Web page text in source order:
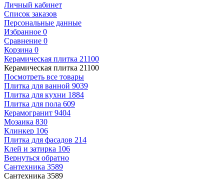
Личный кабинет
Список заказов
Персональные данные
Избранное 0
Сравнение 0
Корзина 0
Керамическая плитка 21100
Керамическая плитка 21100
Посмотреть все товары
Плитка для ванной 9039
Плитка для кухни 1884
Плитка для пола 609
Керамогранит 9404
Мозаика 830
Клинкер 106
Плитка для фасадов 214
Клей и затирка 106
Вернуться обратно
Сантехника 3589
Сантехника 3589